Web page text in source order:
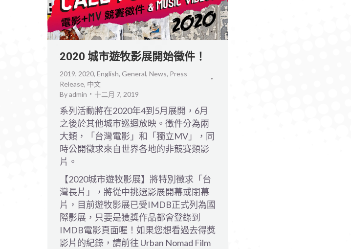
2020 城市遊牧影展開始徵件！
2019, 2020, English, General, News, Press
Release, 中文
Byadmin 十二月 7, 2019
系列活動將在2020年4到5月展開，6月
之後於其他城市巡迴放映。徵件分為兩
大類，「台灣電影」和「獨立MV」，同
時公開徵求來自世界各地的非競賽類影
片。
【2020城市遊牧影展】將特別徵求「台
灣長片」，將從中挑選影展開幕或閉幕
片，目前遊牧影展已受IMDB正式列為國
際影展，只要是獲獎作品都會登錄到
IMDB電影頁面喔！如果您想看過去得獎
影片的紀錄，請前往 Urban Nomad Film